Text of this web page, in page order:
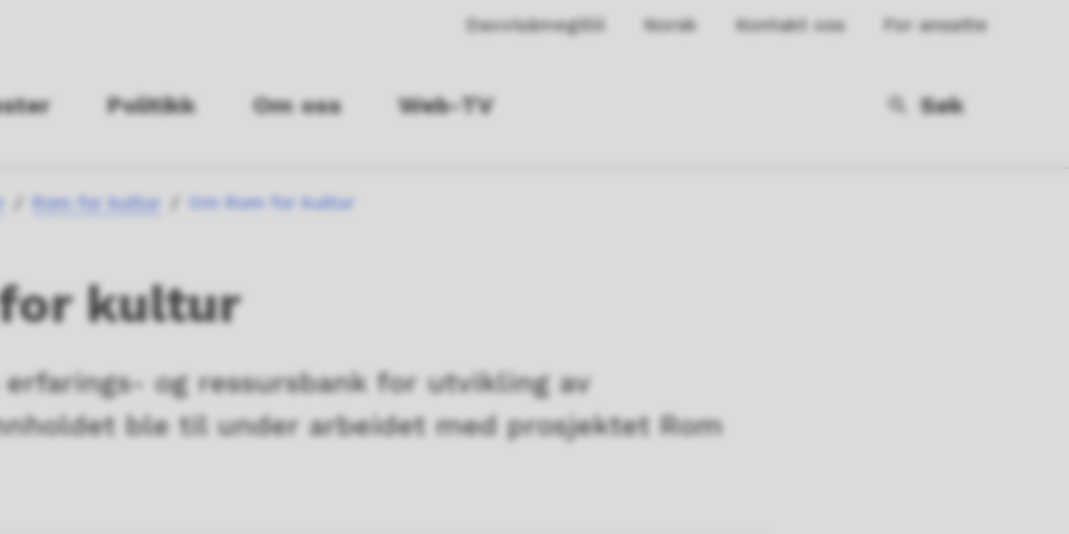
Davvisámegillii Norsk Kontakt oss For ansatte
Politikk Om oss Web-TV Søk
Rom for kultur Om Rom for kultur
kultur
og ressursbank for utvikling av
ble til under arbeidet med prosjektet Rom